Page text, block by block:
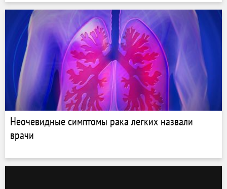
Неочевидные симптомы рака легких назвали
врачи